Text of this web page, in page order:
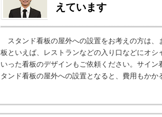
えています
スタンド看板の屋外への設置をお考えの方は、
板といえば、レストランなどの入り口などにオ
いった看板のデザインもご依頼ください。サイ
タンド看板の屋外への設置となると、費用もかか